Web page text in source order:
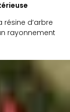
d’arbre
rayonnement